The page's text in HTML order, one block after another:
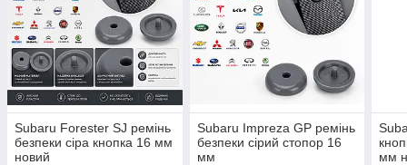
Subaru Forester SJ ремінь
безпеки сіра кнопка 16 мм
новий
Subaru Impreza GP ремінь
безпеки сірий стопор 16
мм
мм